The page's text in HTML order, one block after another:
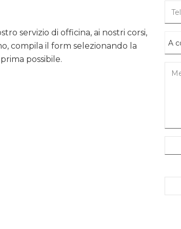
servizio di officina, ai nostri corsi,
compila il form selezionando la
possibile.